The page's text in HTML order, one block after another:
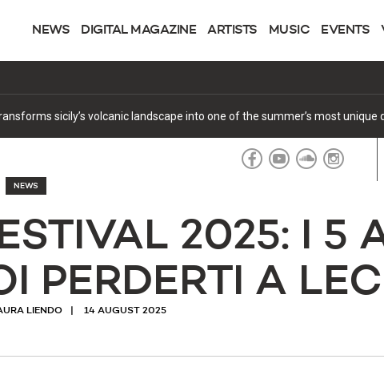
NEWS DIGITAL MAGAZINE ARTISTS MUSIC EVENTS
off debut album
2025: I 5
PERDERTI A
LIENDO 14 AUGUST 2025